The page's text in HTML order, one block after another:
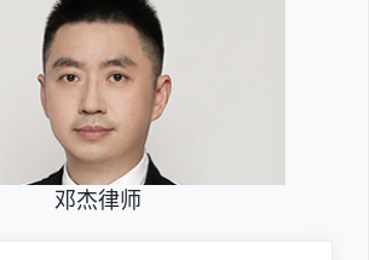
邓杰律师